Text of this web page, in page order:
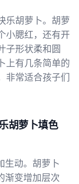
乐胡萝卜。胡萝
小腮红，还有开
子形状柔和圆
上有几条简单的
非常适合孩子们
胡萝卜填色
生动。胡萝卜
渐变增加层次